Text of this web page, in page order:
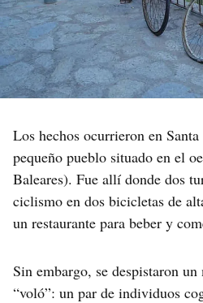
Los hechos ocurrieron en
pequeño pueblo situado en el
Baleares). Fue allí donde dos
ciclismo en dos bicicletas de
un restaurante para beber y
Sin embargo, se despistaron
“voló”: un par de individuos